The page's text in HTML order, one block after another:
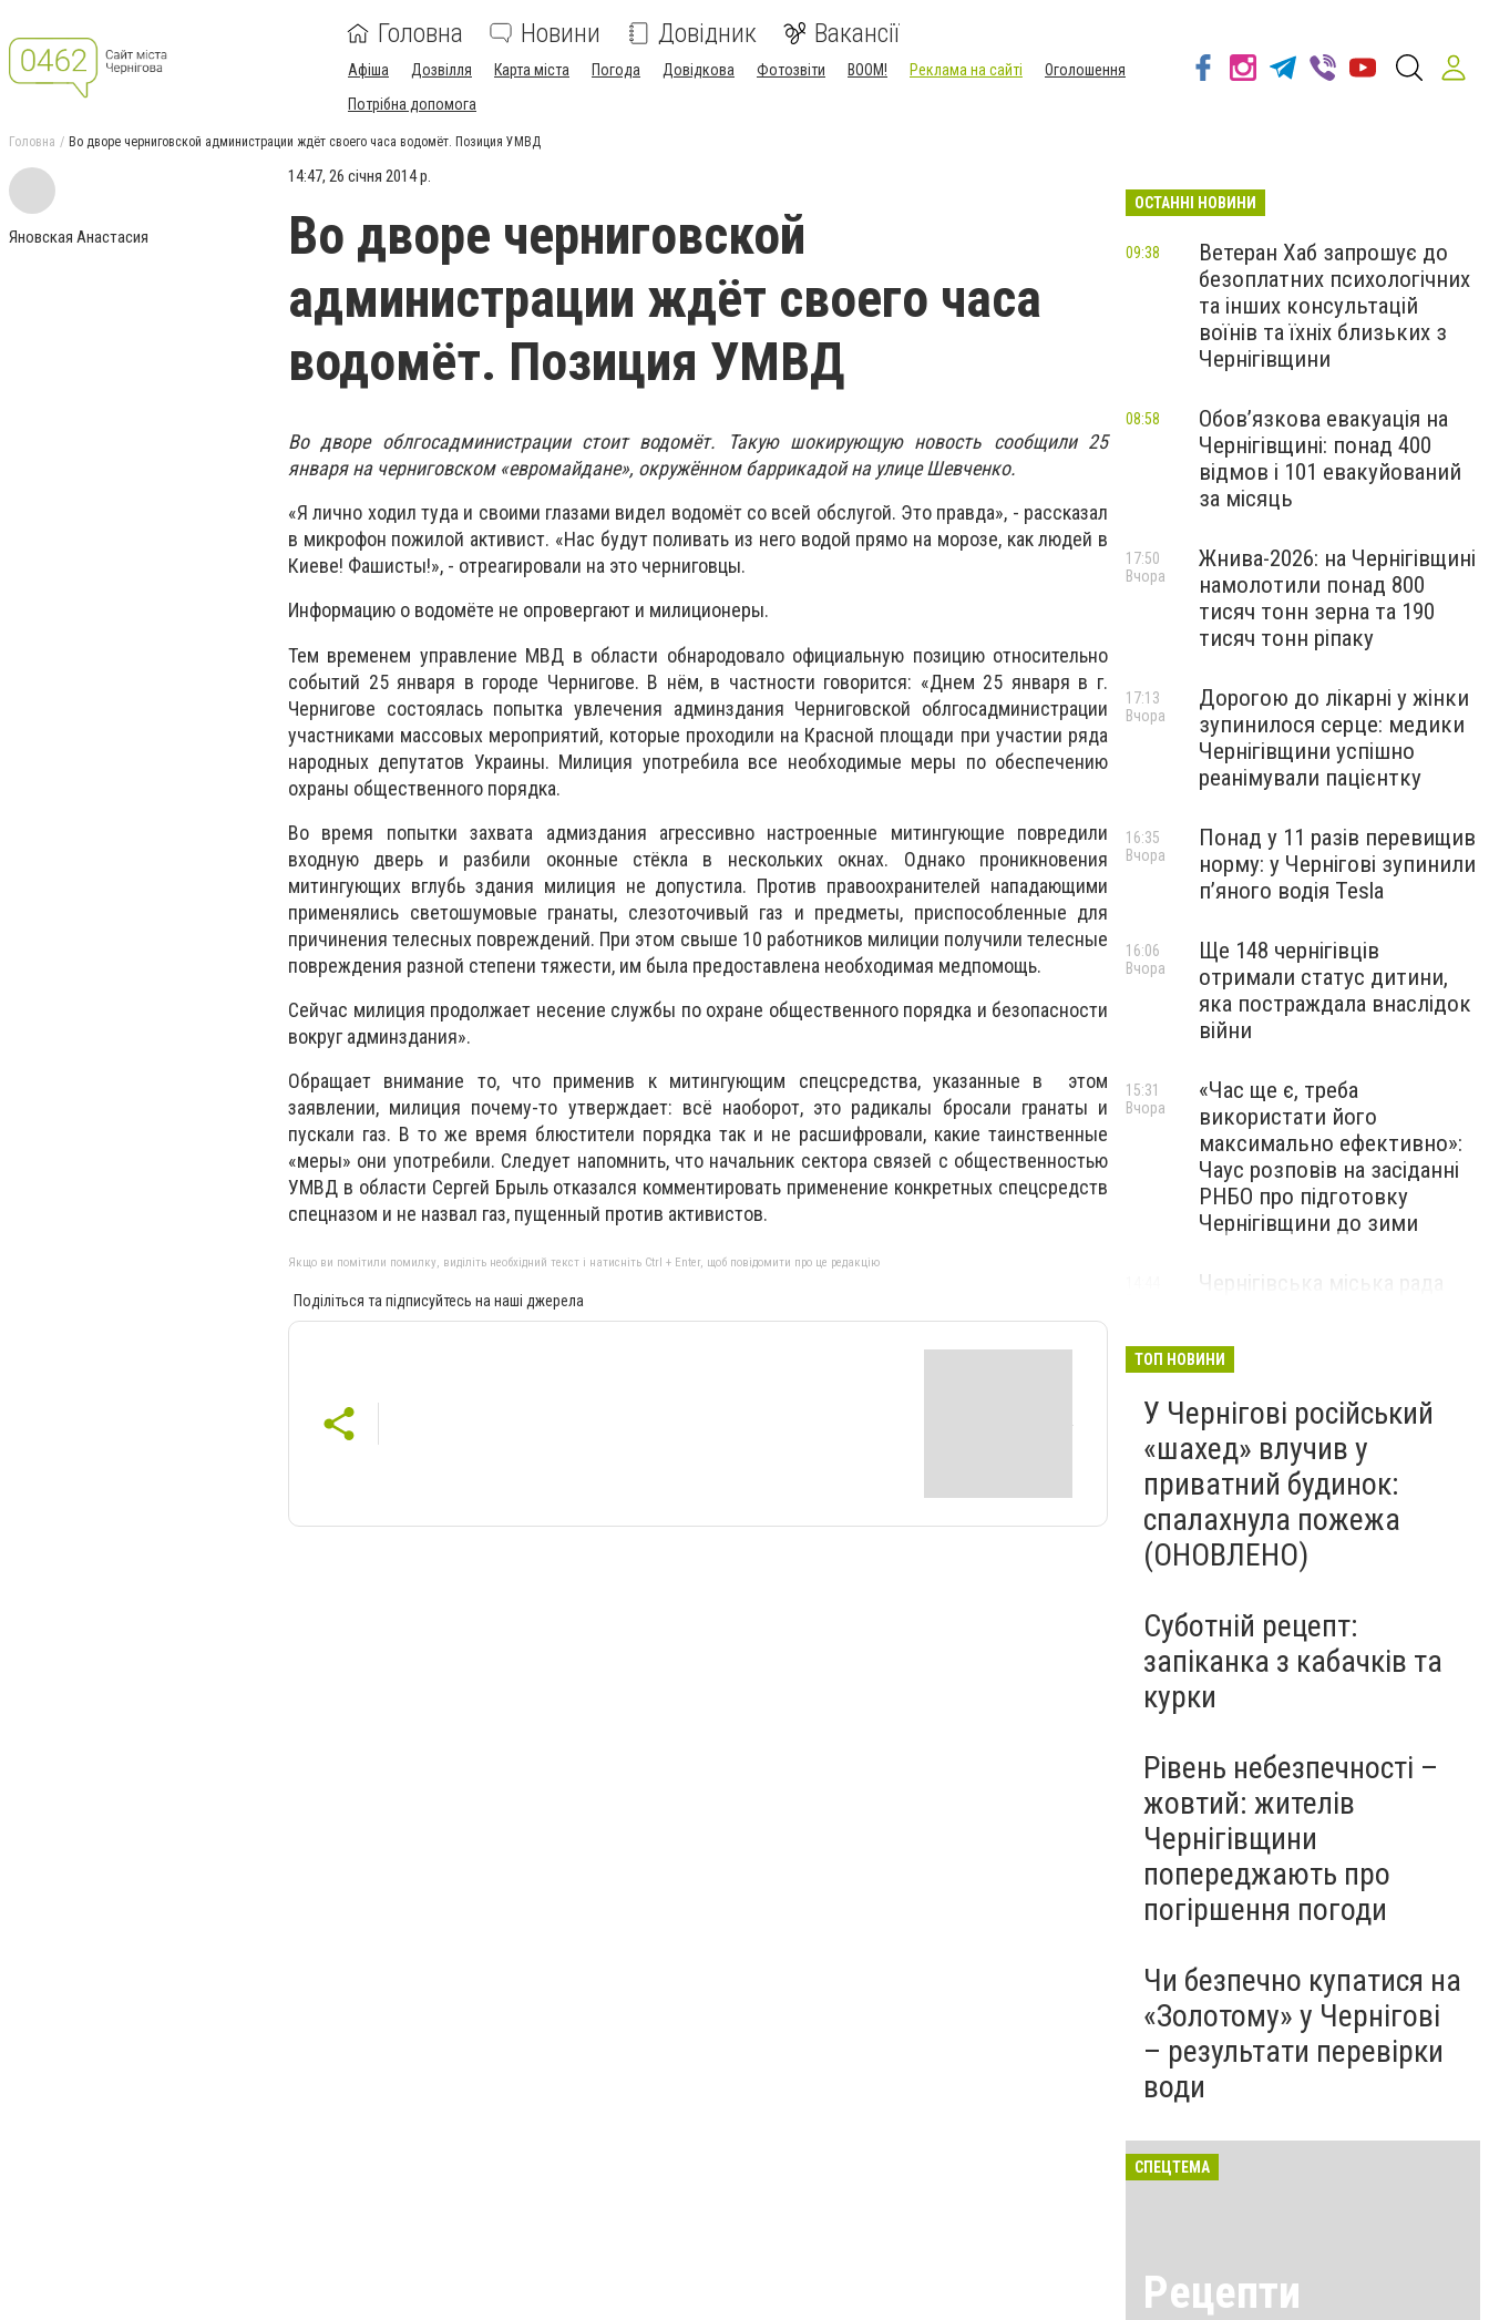
Головна Новини Довідник Вакансії
Афіша Дозвілля Карта міста Погода Довідкова Фотозвіти BOOM! Реклама на сайті
Оголошення
Потрібна допомога
Головна Во дворе черниговской администрации ждёт своего часа водомёт. Позиция УМВД
Яновская Анастасия
14:47, 26 січня 2014 р.
Во дворе черниговской
администрации ждёт своего часа
водомёт. Позиция УМВД
Во дворе облгосадминистрации стоит водомёт. Такую шокирующую новость сообщили 25
января на черниговском «евромайдане», окружённом баррикадой на улице Шевченко.
«Я лично ходил туда и своими глазами видел водомёт со всей обслугой. Это правда», - рассказал
в микрофон пожилой активист. «Нас будут поливать из него водой прямо на морозе, как людей в
Киеве! Фашисты!», - отреагировали на это черниговцы.
Информацию о водомёте не опровергают и милиционеры.
Тем временем управление МВД в области обнародовало официальную позицию относительно
событий 25 января в городе Чернигове. В нём, в частности говорится: «Днем 25 января в г.
Чернигове состоялась попытка увлечения админздания Черниговской облгосадминистрации
участниками массовых мероприятий, которые проходили на Красной площади при участии ряда
народных депутатов Украины. Милиция употребила все необходимые меры по обеспечению
охраны общественного порядка.
Во время попытки захвата адмиздания агрессивно настроенные митингующие повредили
входную дверь и разбили оконные стёкла в нескольких окнах. Однако проникновения
митингующих вглубь здания милиция не допустила. Против правоохранителей нападающими
применялись светошумовые гранаты, слезоточивый газ и предметы, приспособленные для
причинения телесных повреждений. При этом свыше 10 работников милиции получили телесные
повреждения разной степени тяжести, им была предоставлена необходимая медпомощь.
Сейчас милиция продолжает несение службы по охране общественного порядка и безопасности
вокруг админздания».
Обращает внимание то, что применив к митингующим спецсредства, указанные в этом
заявлении, милиция почему-то утверждает: всё наоборот, это радикалы бросали гранаты и
пускали газ. В то же время блюстители порядка так и не расшифровали, какие таинственные
«меры» они употребили. Следует напомнить, что начальник сектора связей с общественностью
УМВД в области Сергей Брыль отказался комментировать применение конкретных спецсредств
спецназом и не назвал газ, пущенный против активистов.
Якщо ви помітили помилку, виділіть необхідний текст і натисніть Ctrl + Enter, щоб повідомити про це редакцію
Поділіться та підписуйтесь на наші джерела
ОСТАННІ НОВИНИ
Ветеран Хаб запрошує до
безоплатних психологічних
та інших консультацій
воїнів та їхніх близьких з
Чернігівщини
09:38
Обов’язкова евакуація на
Чернігівщині: понад 400
відмов і 101 евакуйований
за місяць
08:58
Жнива-2026: на Чернігівщині
намолотили понад 800
тисяч тонн зерна та 190
тисяч тонн ріпаку
17:50
Вчора
Дорогою до лікарні у жінки
зупинилося серце: медики
Чернігівщини успішно
реанімували пацієнтку
17:13
Вчора
Понад у 11 разів перевищив
норму: у Чернігові зупинили
пʼяного водія Tesla
16:35
Вчора
Ще 148 чернігівців
отримали статус дитини,
яка постраждала внаслідок
війни
16:06
Вчора
«Час ще є, треба
використати його
максимально ефективно»:
Чаус розповів на засіданні
РНБО про підготовку
Чернігівщини до зими
15:31
Вчора
Чернігівська міська рада
ТОП НОВИНИ
У Чернігові російський
«шахед» влучив у
приватний будинок:
спалахнула пожежа
(ОНОВЛЕНО)
Суботній рецепт:
запіканка з кабачків та
курки
Рівень небезпечності –
жовтий: жителів
Чернігівщини
попереджають про
погіршення погоди
Чи безпечно купатися на
«Золотому» у Чернігові
– результати перевірки
води
СПЕЦТЕМА
Рецепти